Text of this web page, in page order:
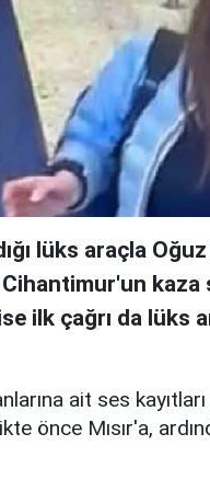
lüks araçla
kaza
ilk çağrı da lüks
ait ses kayıtları
önce Mısır'a,